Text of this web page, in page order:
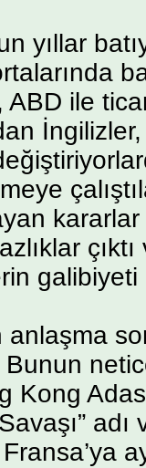
yıllar
ABD ile
anlaşma
Kong